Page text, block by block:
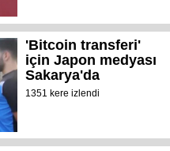
'Bitcoin transferi'
için Japon medyası
Sakarya'da
1351 kere izlendi